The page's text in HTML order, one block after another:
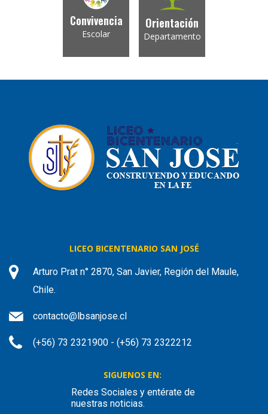
Convivencia
Escolar
Orientación
Departamento
LICEO BICENTENARIO SAN JOSÉ
Arturo Prat n° 2870, San Javier, Región del Maule,
Chile.
contacto@lbsanjose.cl
(+56) 73 2321900 - (+56) 73 2322212
SIGUENOS EN:
Redes Sociales y entérate de
nuestras noticias.